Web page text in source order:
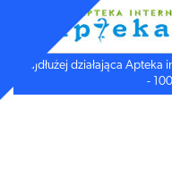
Najdłużej działająca
-